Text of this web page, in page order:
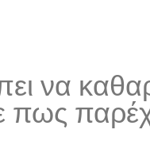
να
πως